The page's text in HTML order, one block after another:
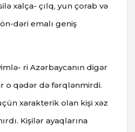
xalça- çılq, yun çorab və
dəri emalı geniş
ri Azərbaycanın digər
o qədər də fərqlənmirdi.
xarakterik olan kişi xəz
Kişilər ayaqlarına